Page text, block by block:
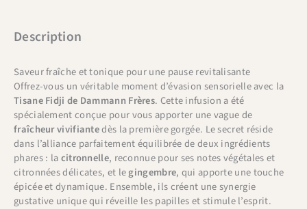
Description
Saveur fraîche et tonique pour une pause revitalisante
Offrez-vous un véritable moment d’évasion sensorielle avec la
Tisane Fidji de Dammann Frères. Cette infusion a été
spécialement conçue pour vous apporter une vague de
fraîcheur vivifiantedès la première gorgée. Le secret réside
dans l’alliance parfaitement équilibrée de deux ingrédients
phares : lacitronnelle, reconnue pour ses notes végétales et
citronnées délicates, et legingembre, qui apporte une touche
épicée et dynamique. Ensemble, ils créent une synergie
gustative unique qui réveille les papilles et stimule l’esprit.